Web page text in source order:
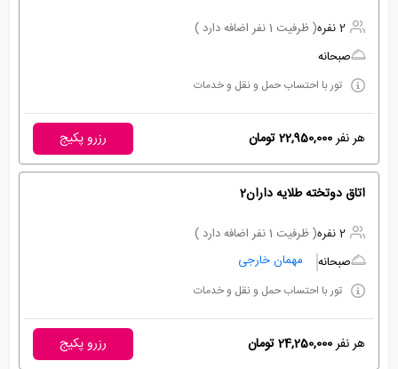
2 نفره
( ظرفیت 1 نفر اضافه دارد )
صبحانه
تور با احتساب حمل و نقل و خدمات
هر نفر22,950,000 تومان رزرو پکیج
اتاق دوتخته طلایه داران2
2 نفره
( ظرفیت 1 نفر اضافه دارد )
صبحانه
مهمان خارجی
تور با احتساب حمل و نقل و خدمات
هر نفر24,250,000 تومان رزرو پکیج